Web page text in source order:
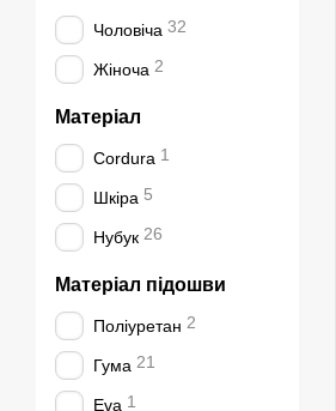
Чоловіча 32
Жіноча 2
Матеріал
Cordura 1
Шкіра 5
Нубук 26
Матеріал підошви
Поліуретан 2
Гума 21
Eva 1